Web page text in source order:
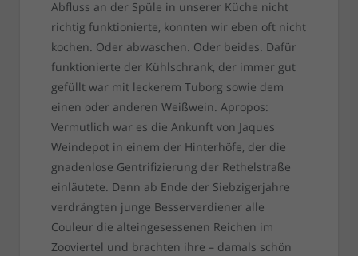
Abfluss an der Spüle in unserer Küche nicht
richtig funktionierte, konnten wir eben oft nicht
kochen. Oder abwaschen. Oder beides. Dafür
funktionierte der Kühlschrank, der immer gut
gefüllt war mit leckerem Tuborg sowie dem
einen oder anderen Weißwein. Apropos:
Vermutlich war es die Ankunft von Jaques
Weindepot in einem der Hinterhöfe, der die
gnadenlose Gentrifizierung der Rethelstraße
einläutete. Denn ab Ende der Siebzigerjahre
verdrängten junge Besserverdiener alle
Couleur die alteingesessenen Reichen im
Zooviertel und brachten ihre – damals schön